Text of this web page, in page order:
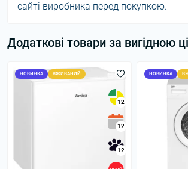
сайті виробника перед покупкою.
Додаткові товари за вигідною
НОВИНКА ВЖИВАНИЙ
12
12
12
НОВИНКА